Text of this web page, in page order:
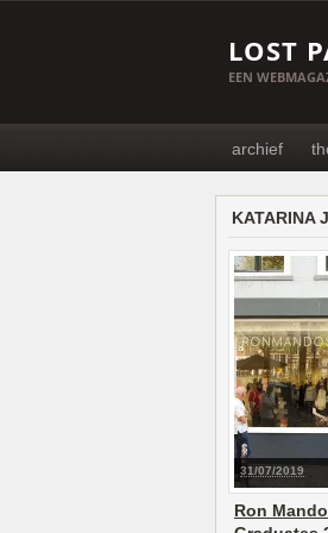
LOST
EEN
archief
KATARINA
31/07/2019
Ron